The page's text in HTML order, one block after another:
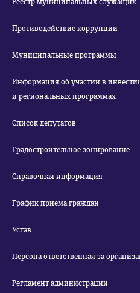
Реестр муниципальных служащих
Противодействие коррупции
Муниципальные программы
Информация об участии в
и региональных программах
Список депутатов
Градостроительное зонирование
Справочная информация
График приема граждан
Устав
Персона ответственная за
Регламент администрации